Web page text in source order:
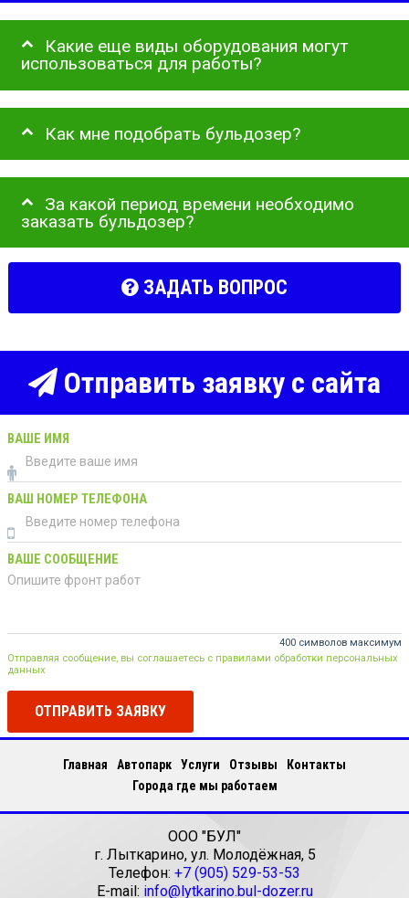
Какие еще виды оборудования могут
использоваться для работы?
Как мне подобрать бульдозер?
За какой период времени необходимо
заказать бульдозер?
ЗАДАТЬ ВОПРОС
Отправить заявку с сайта
ВАШЕ ИМЯ
ВАШ НОМЕР ТЕЛЕФОНА
ВАШЕ СООБЩЕНИЕ
400 символов максимум
Отправляя сообщение, вы соглашаетесь с правилами обработки персональных
данных
ОТПРАВИТЬ ЗАЯВКУ
Главная Автопарк Услуги Отзывы
Контакты
Города где мы работаем
ООО "БУЛ"
г. Лыткарино, ул. Молодёжная, 5
Телефон: +7 (905) 529-53-53
E-mail: info@lytkarino.bul-dozer.ru